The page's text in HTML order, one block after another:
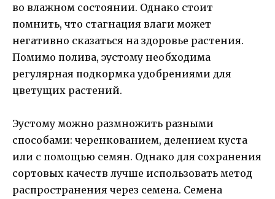
во влажном состоянии. Однако стоит
помнить, что стагнация влаги может
негативно сказаться на здоровье растения.
Помимо полива, эустому необходима
регулярная подкормка удобрениями для
цветущих растений.
Эустому можно размножить разными
способами: черенкованием, делением куста
или с помощью семян. Однако для сохранения
сортовых качеств лучше использовать метод
распространения через семена. Семена